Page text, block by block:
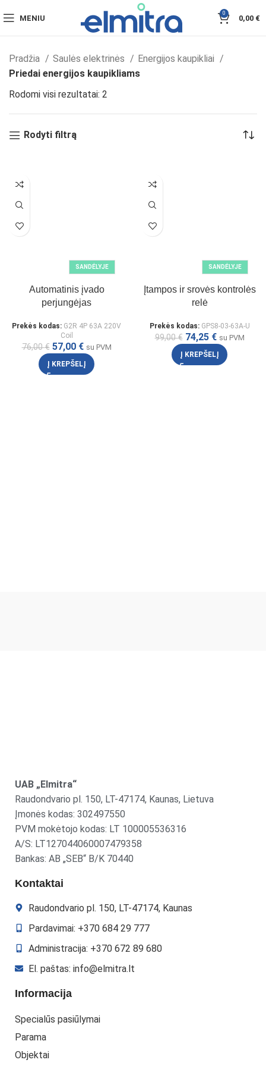
MENIU
0
0,00 €
Pradžia Saulės elektrinės
Energijos kaupikliai
Priedai energijos kaupikliams
Rodomi visi rezultatai: 2
Rodyti filtrą
SANDĖLYJE
Automatinis įvado
perjungėjas
Prekės kodas: G2R 4P 63A 220V
Coil
76,00€ 57,00 € su PVM
Į KREPŠELĮ
SANDĖLYJE
Įtampos ir srovės kontrolės
relė
Prekės kodas: GPS8-03-63A-U
99,00€ 74,25 € su PVM
Į KREPŠELĮ
UAB „Elmitra“
Raudondvario pl. 150, LT-47174, Kaunas, Lietuva
Įmonės kodas: 302497550
PVM mokėtojo kodas: LT 100005536316
A/S: LT127044060007479358
Bankas: AB „SEB“ B/K 70440
Kontaktai
Raudondvario pl. 150, LT-47174, Kaunas
Pardavimai: +370 684 29 777
Administracija: +370 672 89 680
El. paštas: info@elmitra.lt
Informacija
Specialūs pasiūlymai
Parama
Objektai